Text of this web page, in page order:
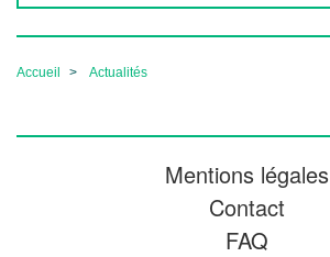
Accueil Actualités
Mentions légales
Contact
FAQ